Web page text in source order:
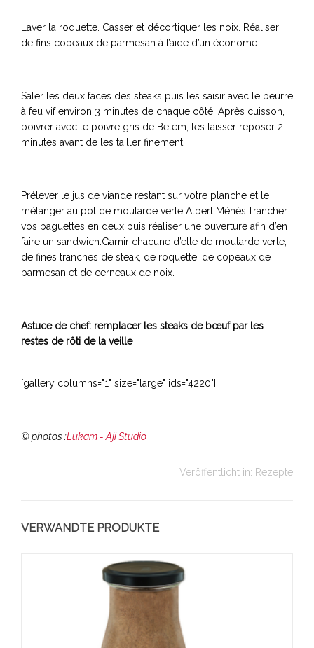
Laver la roquette. Casser et décortiquer les noix. Réaliser
de fins copeaux de parmesan à l’aide d’un économe.
Saler les deux faces des steaks puis les saisir avec le beurre
à feu vif environ 3 minutes de chaque côté. Après cuisson,
poivrer avec le poivre gris de Belém, les laisser reposer 2
minutes avant de les tailler finement.
Prélever le jus de viande restant sur votre planche et le
mélanger au pot de moutarde verte Albert Ménès.Trancher
vos baguettes en deux puis réaliser une ouverture afin d’en
faire un sandwich.Garnir chacune d’elle de moutarde verte,
de fines tranches de steak, de roquette, de copeaux de
parmesan et de cerneaux de noix.
Astuce de chef: remplacer les steaks de bœuf par les
restes de rôti de la veille
[gallery columns="1" size="large" ids="4220"]
© photos :Lukam - Aji Studio
Veröffentlicht in: Rezepte
VERWANDTE PRODUKTE